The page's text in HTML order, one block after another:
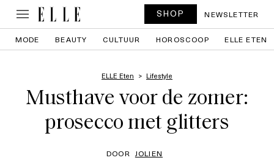
SHOP NEWSLETTER
MODE BEAUTY CULTUUR HOROSCOOP ELLE ETEN
ELLE Eten Lifestyle
Musthave voor de zomer:
prosecco met glitters
DOOR JOLIEN